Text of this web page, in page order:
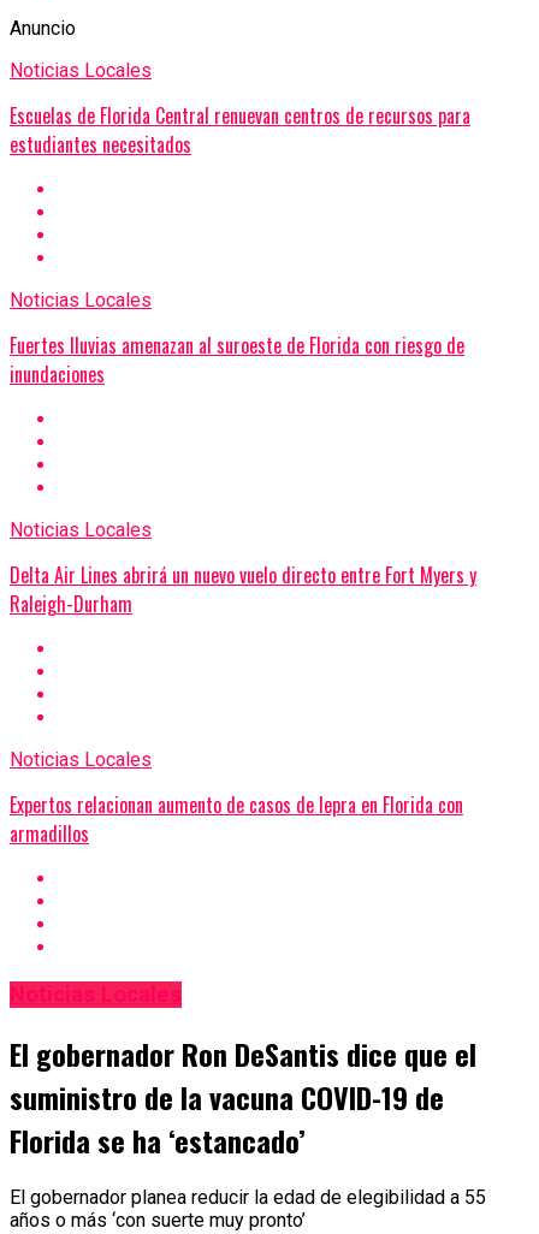
Anuncio
Noticias Locales
Escuelas de Florida Central renuevan centros de recursos para
estudiantes necesitados
Noticias Locales
Fuertes lluvias amenazan al suroeste de Florida con riesgo de
inundaciones
Noticias Locales
Delta Air Lines abrirá un nuevo vuelo directo entre Fort Myers y
Raleigh-Durham
Noticias Locales
Expertos relacionan aumento de casos de lepra en Florida con
armadillos
Noticias Locales
El gobernador Ron DeSantis dice que el
suministro de la vacuna COVID-19 de
Florida se ha ‘estancado’
El gobernador planea reducir la edad de elegibilidad a 55
años o más ‘con suerte muy pronto’